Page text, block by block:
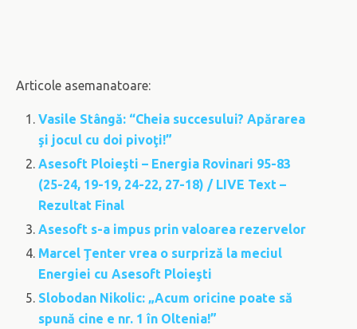
Articole asemanatoare:
Vasile Stângă: “Cheia succesului? Apărarea
şi jocul cu doi pivoţi!”
Asesoft Ploieşti – Energia Rovinari 95-83
(25-24, 19-19, 24-22, 27-18) / LIVE Text –
Rezultat Final
Asesoft s-a impus prin valoarea rezervelor
Marcel Ţenter vrea o surpriză la meciul
Energiei cu Asesoft Ploieşti
Slobodan Nikolic: „Acum oricine poate să
spună cine e nr. 1 în Oltenia!”